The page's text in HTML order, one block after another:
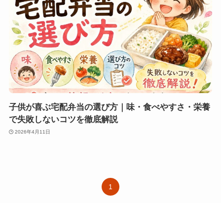
子供が喜ぶ宅配弁当の選び方｜味・食べやすさ・栄養
で失敗しないコツを徹底解説
2026年4月11日
1